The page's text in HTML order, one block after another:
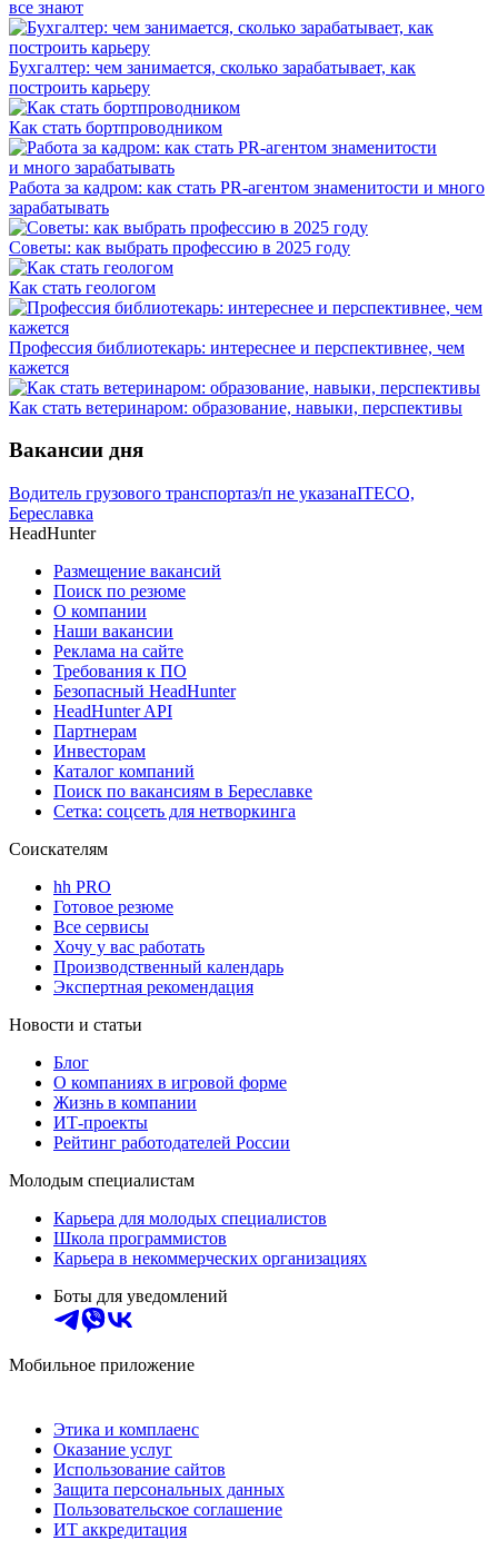
все знают
Бухгалтер: чем занимается, сколько зарабатывает, как
построить карьеру
Как стать бортпроводником
Работа за кадром: как стать PR-агентом знаменитости и много
зарабатывать
Советы: как выбрать профессию в 2025 году
Как стать геологом
Профессия библиотекарь: интереснее и перспективнее, чем
кажется
Как стать ветеринаром: образование, навыки, перспективы
Вакансии дня
Водитель грузового транспортаз/п не указанаITECO,
Береславка
HeadHunter
Размещение вакансий
Поиск по резюме
О компании
Наши вакансии
Реклама на сайте
Требования к ПО
Безопасный HeadHunter
HeadHunter API
Партнерам
Инвесторам
Каталог компаний
Поиск по вакансиям в Береславке
Сетка: соцсеть для нетворкинга
Соискателям
hh PRO
Готовое резюме
Все сервисы
Хочу у вас работать
Производственный календарь
Экспертная рекомендация
Новости и статьи
Блог
О компаниях в игровой форме
Жизнь в компании
ИТ-проекты
Рейтинг работодателей России
Молодым специалистам
Карьера для молодых специалистов
Школа программистов
Карьера в некоммерческих организациях
Боты для уведомлений
Мобильное приложение
Этика и комплаенс
Оказание услуг
Использование сайтов
Защита персональных данных
Пользовательское соглашение
ИТ аккредитация